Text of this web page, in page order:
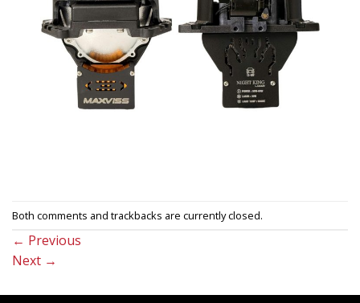
Both comments and trackbacks are currently closed.
← Previous
Next →